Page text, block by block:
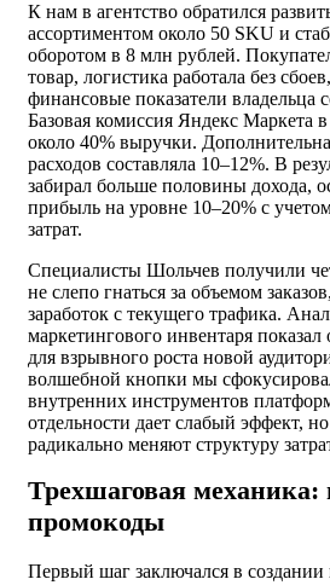
К нам в агентство обратился
ассортиментом около 50 SKU и
оборотом в 8 млн рублей.
товар, логистика работала без
финансовые показатели владельца
Базовая комиссия Яндекс Маркета в
около 40% выручки.
расходов составляла 10–12%. В
забирал больше половины дохода,
прибыль на уровне 10–20% с
затрат.
Специалисты Шольчев получили
не слепо гнаться за объемом
заработок с текущего трафика.
маркетингового инвентаря показал
для взрывного роста новой
волшебной кнопки мы
внутренних инструментов
отдельности дает слабый эффект,
радикально меняют структуру
Трехшаговая механика:
промокоды
Первый шаг заключался в